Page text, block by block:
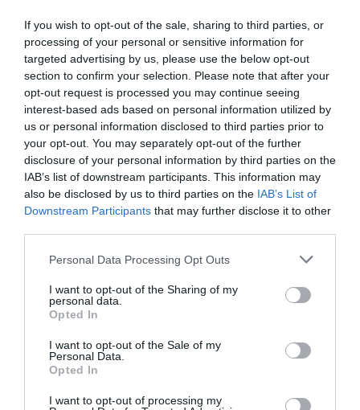
If you wish to opt-out of the sale, sharing to third parties, or
processing of your personal or sensitive information for
targeted advertising by us, please use the below opt-out
section to confirm your selection. Please note that after your
opt-out request is processed you may continue seeing
interest-based ads based on personal information utilized by
us or personal information disclosed to third parties prior to
your opt-out. You may separately opt-out of the further
disclosure of your personal information by third parties on the
IAB’s list of downstream participants. This information may
also be disclosed by us to third parties on the IAB’s List of
Downstream Participants that may further disclose it to other
Please note that this website/app uses one or more Google
not limited to your visit or usage behaviour. You may click to
grant or deny consent to Google and its third-party tags to
use your data for below specified purposes in below Google
consent section.
Personal Data Processing Opt Outs
I want to opt-out of the Sharing of my
personal data.
Opted In
I want to opt-out of the Sale of my
Personal Data.
Opted In
I want to opt-out of processing my
ηλεκτρονικών πληρωμών κατά 7,5 δισ. ευρώ
το 2024 μεταφράστηκε σε μείωση της
χρήσης μετρητών κατά 5,79 δισ. ευρώ, στην
πλειονότητα των κλάδων του τριτογενούς
τομέα. Χάρη στον υψηλότερο ρυθμό αύξησης
των ηλεκτρονικών πληρωμών, η
αντικατάσταση ποσού 5,79 δισ. μετρητών με
πληρωμές μέσω καρτών του 2024, φαίνεται
ότι συνεισφέρει επιπλέον 388 εκατ. ευρώ
«Άρα αποδεικνύεται από τα
πλήρης λειτουργία της διασύνδεσης POS
ταμειακών μηχανών για το σύνολο των
προβλεπόμενων υπόχρεων, συνέβαλε
βάσης»,ανέφερε σχετικά.